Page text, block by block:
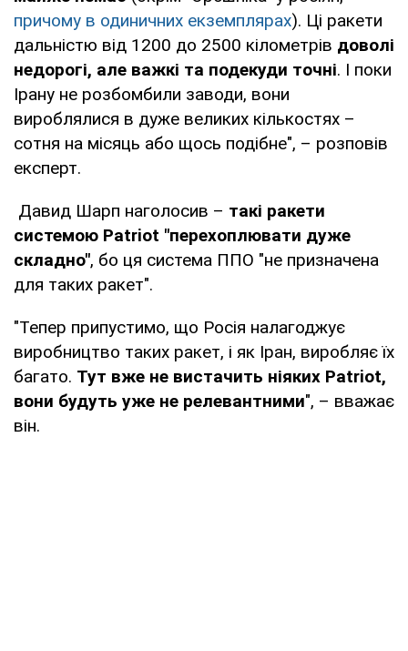
причому в одиничних екземплярах). Ці ракети
дальністю від 1200 до 2500 кілометрів доволі
недорогі, але важкі та подекуди точні. І поки
Ірану не розбомбили заводи, вони
вироблялися в дуже великих кількостях –
сотня на місяць або щось подібне", – розповів
експерт.
Давид Шарп наголосив – такі ракети
системою Рatriot "перехоплювати дуже
складно", бо ця система ППО "не призначена
для таких ракет".
"Тепер припустимо, що Росія налагоджує
виробництво таких ракет, і як Іран, виробляє їх
багато. Тут вже не вистачить ніяких Patriot,
вони будуть уже не релевантними", – вважає
він.